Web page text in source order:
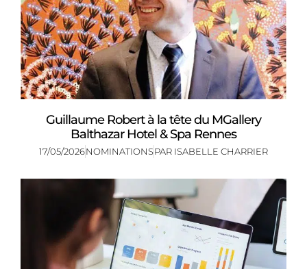
Guillaume Robert à la tête du MGallery
Balthazar Hotel & Spa Rennes
17/05/2026NOMINATIONSPAR ISABELLE CHARRIER